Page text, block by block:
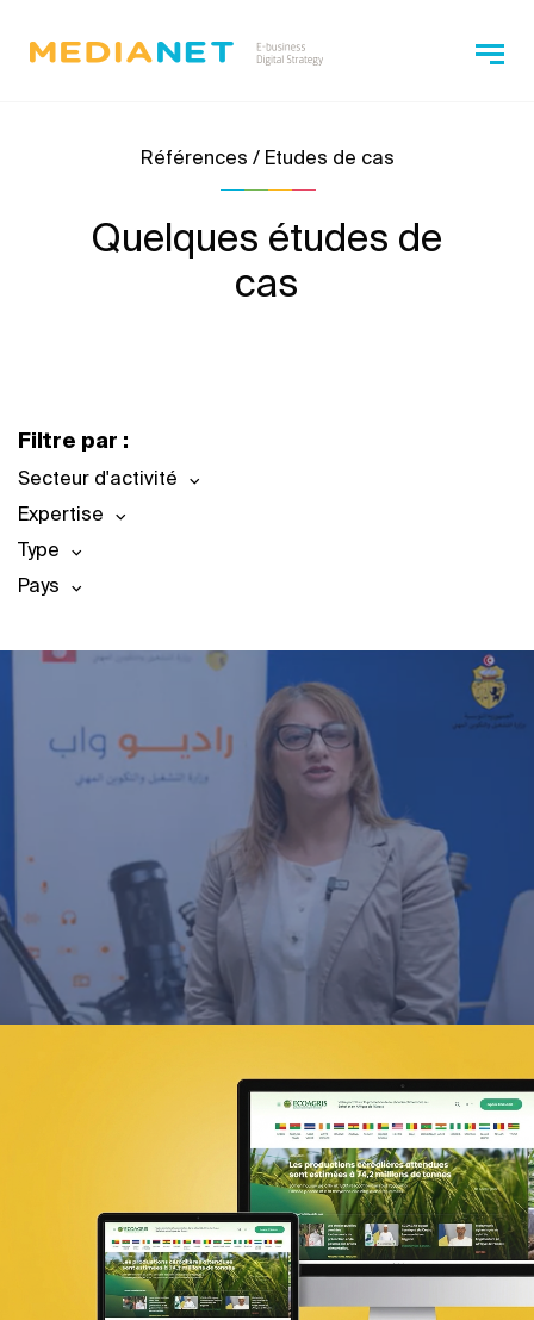
Références / Etudes de cas
Quelques études de
cas
Filtre par :
Secteur d'activité
Expertise
Type
Pays